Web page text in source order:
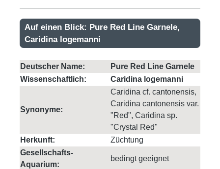
Auf einen Blick: Pure Red Line Garnele,
Caridina logemanni
Deutscher Name:
Pure Red Line Garnele
Wissenschaftlich:
Caridina logemanni
Synonyme:
Caridina cf. cantonensis,
Caridina cantonensis var.
"Red", Caridina sp.
"Crystal Red"
Herkunft:
Züchtung
Gesellschafts-
Aquarium:
bedingt geeignet